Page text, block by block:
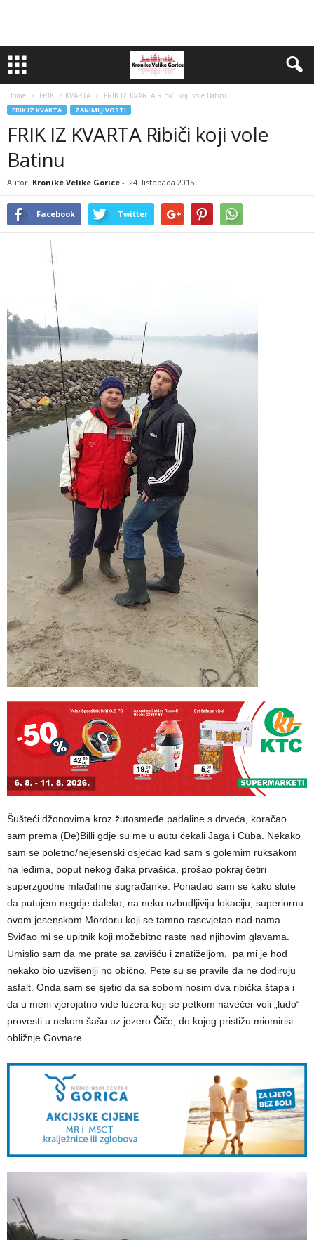
Home FRIK IZ KVARTA FRIK IZ KVARTA Ribiči koji vole Batinu
FRIK IZ KVARTA ZANIMLJIVOSTI
FRIK IZ KVARTA Ribiči koji vole
Batinu
Autor: Kronike Velike Gorice - 24. listopada 2015
Facebook Twitter
Šušteći džonovima kroz žutosmeđe padaline s drveća, koračao
sam prema (De)Billi gdje su me u autu čekali Jaga i Cuba. Nekako
sam se poletno/nejesenski osjećao kad sam s golemim ruksakom
na leđima, poput nekog đaka prvašića, prošao pokraj četiri
superzgodne mlađahne sugrađanke. Ponadao sam se kako slute
da putujem negdje daleko, na neku uzbudljiviju lokaciju, superiornu
ovom jesenskom Mordoru koji se tamno rascvjetao nad nama.
Sviđao mi se upitnik koji možebitno raste nad njihovim glavama.
Umislio sam da me prate sa zavišću i znatiželjom, pa mi je hod
nekako bio uzvišeniji no obično. Pete su se pravile da ne dodiruju
asfalt. Onda sam se sjetio da sa sobom nosim dva ribička štapa i
da u meni vjerojatno vide luzera koji se petkom navečer voli „ludo“
provesti u nekom šašu uz jezero Čiče, do kojeg pristižu miomirisi
obližnje Govnare.